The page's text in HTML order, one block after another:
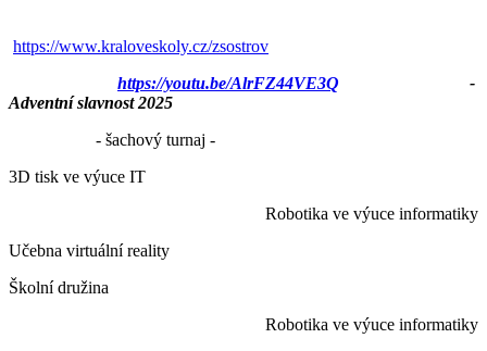
https://www.kraloveskoly.cz/zsostrov
https://youtu.be/AlrFZ44VE3Q -
Adventní slavnost 2025
- šachový turnaj -
3D tisk ve výuce IT
Robotika ve výuce informatiky
Učebna virtuální reality
Školní družina
Robotika ve výuce informatiky